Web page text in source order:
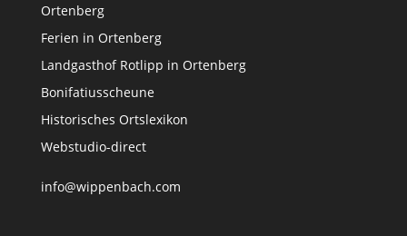
Ortenberg
Ferien in Ortenberg
Landgasthof Rotlipp in Ortenberg
Bonifatiusscheune
Historisches Ortslexikon
Webstudio-direct
info@wippenbach.com